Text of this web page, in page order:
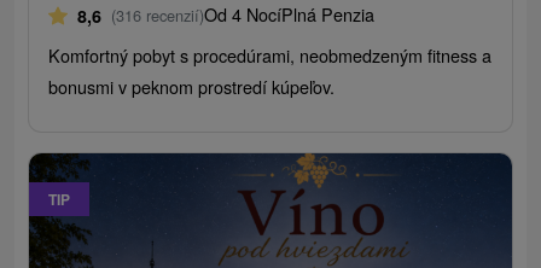
8,6 (316 recenzií)Od 4 NocíPlná Penzia
Komfortný pobyt s procedúrami, neobmedzeným fitness a
bonusmi v peknom prostredí kúpeľov.
TIP